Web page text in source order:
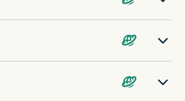
dig att välja bästa VPN-
med din VPN-server